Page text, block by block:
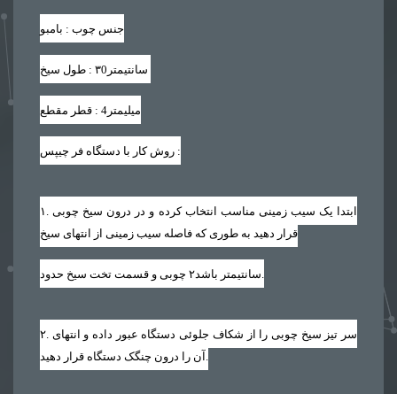
جنس چوب : بامبو
طول سیخ : ۳0 سانتیمتر
قطر مقطع : 4 میلیمتر
روش کار با دستگاه فر چیپس :
۱ . ابتدا یک سیب زمینی مناسب انتخاب کرده و در درون سیخ چوبی
قرار دهید به طوری که فاصله سیب زمینی از انتهای سیخ
۲سانتیمتر باشد.
۲. سر تیز سیخ چوبی را از شکاف جلوئی دستگاه عبور داده و انتهای
آن را درون چنگک دستگاه قرار دهید.